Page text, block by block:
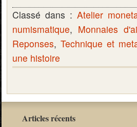
Classé dans : Atelier
numismatique, Monnaies
Reponses, Technique et
une histoire
Articles récents